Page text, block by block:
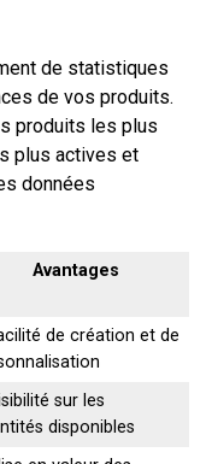
de statistiques
de vos produits.
produits les plus
plus actives et
données
Avantages
de création et de
sur les
disponibles